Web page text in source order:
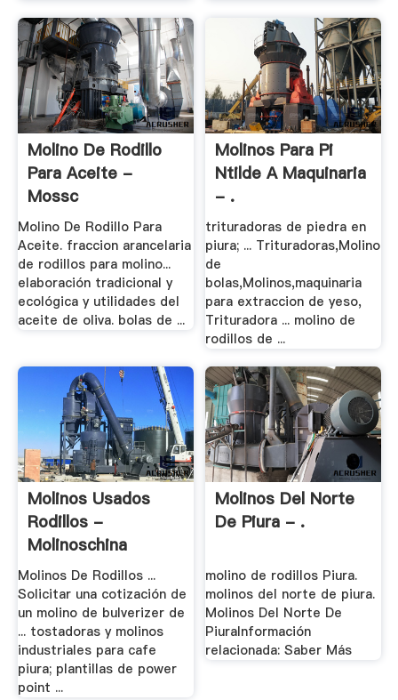
Molino De Rodillo
Para Aceite -
Mossc
Molino De Rodillo Para
Aceite. fraccion arancelaria
de rodillos para molino...
elaboración tradicional y
ecológica y utilidades del
aceite de oliva. bolas de ...
Molinos Para Pi
Ntilde A Maquinaria
- .
trituradoras de piedra en
piura; ... Trituradoras,Molino
de
bolas,Molinos,maquinaria
para extraccion de yeso,
Trituradora ... molino de
rodillos de ...
Molinos Usados
Rodillos -
Molinoschina
Molinos De Rodillos ...
Solicitar una cotización de
un molino de bulverizer de
... tostadoras y molinos
industriales para cafe
piura; plantillas de power
point ...
Molinos Del Norte
De Piura - .
molino de rodillos Piura.
molinos del norte de piura.
Molinos Del Norte De
PiuraInformación
relacionada: Saber Más